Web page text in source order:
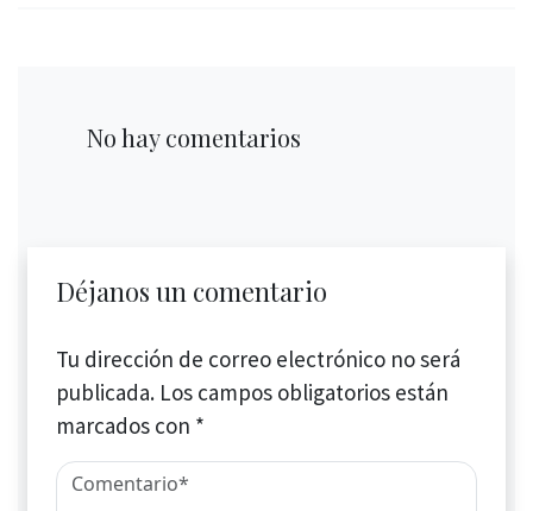
No hay comentarios
Déjanos un comentario
Tu dirección de correo electrónico no será
publicada. Los campos obligatorios están
marcados con *